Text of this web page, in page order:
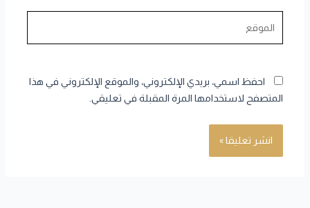
احفظ اسمي، بريدي الإلكتروني، والموقع الإلكتروني في هذا
المتصفح لاستخدامها المرة المقبلة في تعليقي.